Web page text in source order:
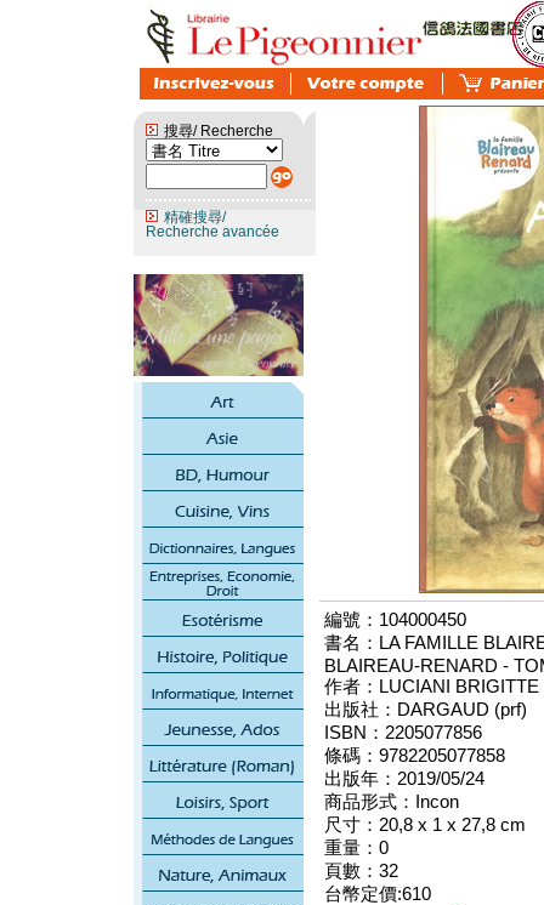
搜尋/ Recherche
精確搜尋/
Recherche avancée
編號：104000450
書名：LA FAMILLE
BLAIREAU-RENARD -
作者：LUCIANI BRIGITTE
出版社：DARGAUD (prf)
ISBN：2205077856
條碼：9782205077858
出版年：2019/05/24
商品形式：Incon
尺寸：20,8 x 1 x 27,8 cm
重量：0
頁數：32
台幣定價:610